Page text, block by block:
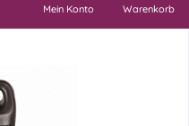
Warenkorb
Mein Konto